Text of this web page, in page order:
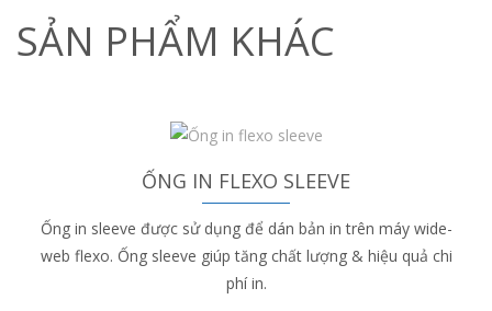
SẢN PHẨM KHÁC
ỐNG IN FLEXO SLEEVE
Ống in sleeve được sử dụng để dán bản in trên máy wide-
web flexo. Ống sleeve giúp tăng chất lượng & hiệu quả chi
phí in.